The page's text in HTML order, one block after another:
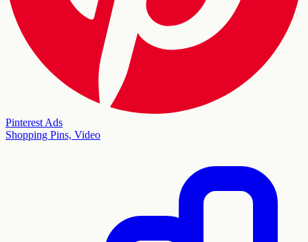
Pinterest Ads
Shopping Pins, Video